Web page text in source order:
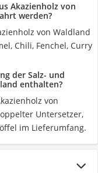
Akazienholz von
werden?
von Waldland
Chili, Fenchel, Curry
der Salz- und
enthalten?
von
Untersetzer,
im Lieferumfang.